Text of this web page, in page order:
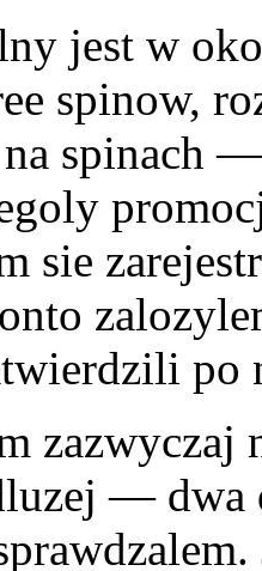
jest w
spinow,
spinach
sie
po
— dwa